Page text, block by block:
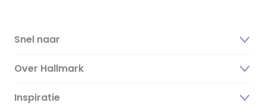
Snel naar
Over Hallmark
Over ons
Inspiratie